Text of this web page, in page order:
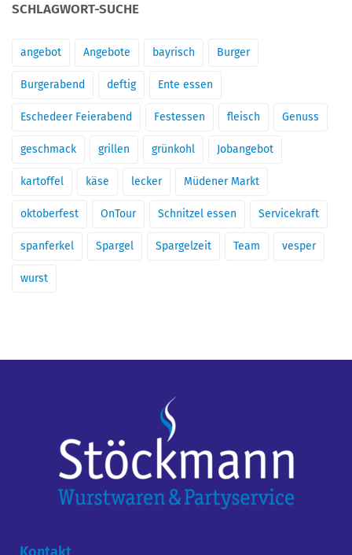
SCHLAGWORT-SUCHE
angebot Angebote bayrisch Burger
Burgerabend deftig Ente essen
Eschedeer Feierabend Festessen fleisch Genuss
geschmack grillen grünkohl Jobangebot
kartoffel käse lecker Müdener Markt
oktoberfest OnTour Schnitzel essen Servicekraft
spanferkel Spargel Spargelzeit Team vesper
wurst